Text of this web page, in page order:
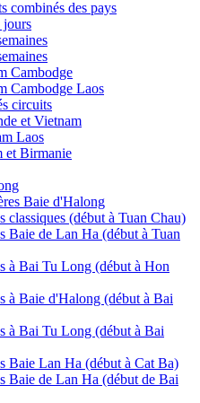
combinés des pays
jours
Cambodge
Cambodge Laos
circuits
et Vietnam
Laos
et Birmanie
Baie d'Halong
classiques (début à Tuan Chau)
Baie de Lan Ha (début à Tuan
à Bai Tu Long (début à Hon
à Baie d'Halong (début à Bai
à Bai Tu Long (début à Bai
Baie Lan Ha (début à Cat Ba)
Baie de Lan Ha (début de Bai